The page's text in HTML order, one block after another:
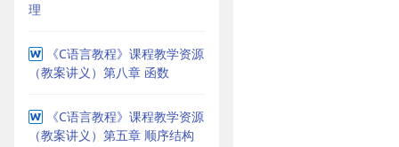
理
《C语言教程》课程教学资源
（教案讲义）第八章 函数
《C语言教程》课程教学资源
（教案讲义）第五章 顺序结构